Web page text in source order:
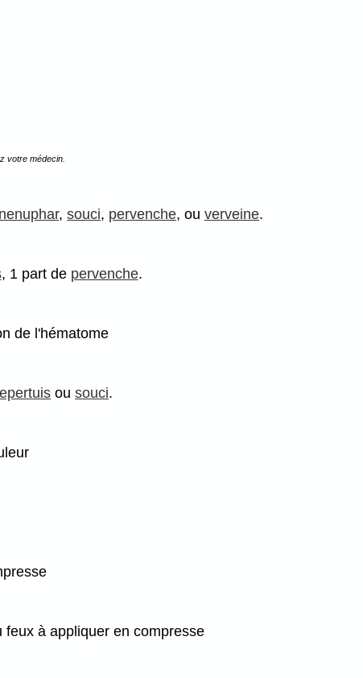
votre médecin.
nenuphar, souci, pervenche, ou verveine.
, 1 part de pervenche.
de l'hématome
ou souci.
à appliquer en compresse